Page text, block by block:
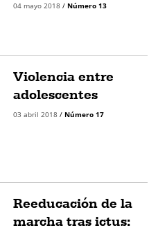
04 mayo 2018 / Número 13
Violencia entre
adolescentes
03 abril 2018 / Número 17
Reeducación de la
marcha tras ictus: